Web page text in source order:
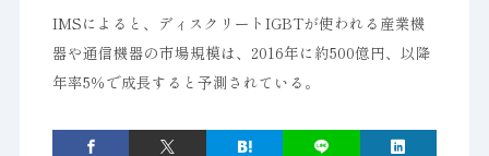
IMSによると、ディスクリートIGBTが使われる産業機
器や通信機器の市場規模は、2016年に約500億円、以降
年率5％で成長すると予測されている。